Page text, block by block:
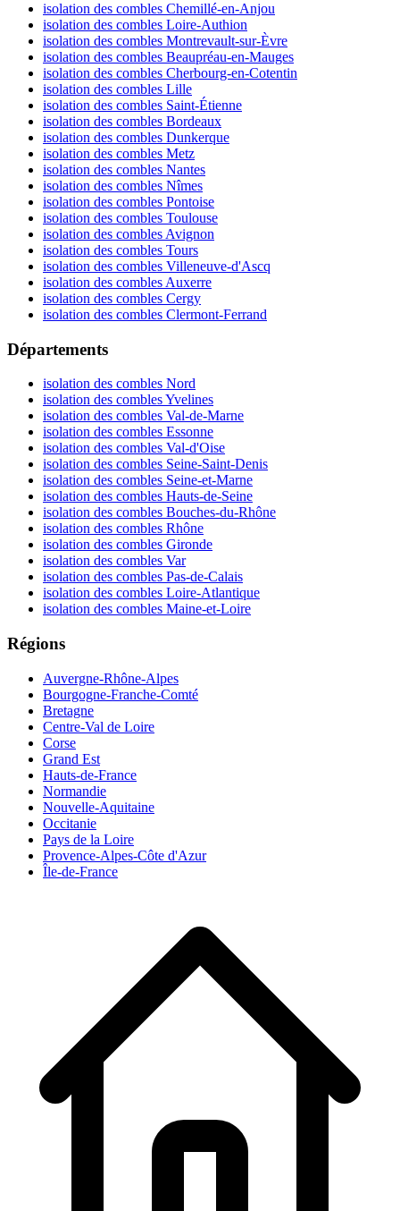
isolation des combles Chemillé-en-Anjou
isolation des combles Loire-Authion
isolation des combles Montrevault-sur-Èvre
isolation des combles Beaupréau-en-Mauges
isolation des combles Cherbourg-en-Cotentin
isolation des combles Lille
isolation des combles Saint-Étienne
isolation des combles Bordeaux
isolation des combles Dunkerque
isolation des combles Metz
isolation des combles Nantes
isolation des combles Nîmes
isolation des combles Pontoise
isolation des combles Toulouse
isolation des combles Avignon
isolation des combles Tours
isolation des combles Villeneuve-d'Ascq
isolation des combles Auxerre
isolation des combles Cergy
isolation des combles Clermont-Ferrand
Départements
isolation des combles Nord
isolation des combles Yvelines
isolation des combles Val-de-Marne
isolation des combles Essonne
isolation des combles Val-d'Oise
isolation des combles Seine-Saint-Denis
isolation des combles Seine-et-Marne
isolation des combles Hauts-de-Seine
isolation des combles Bouches-du-Rhône
isolation des combles Rhône
isolation des combles Gironde
isolation des combles Var
isolation des combles Pas-de-Calais
isolation des combles Loire-Atlantique
isolation des combles Maine-et-Loire
Régions
Auvergne-Rhône-Alpes
Bourgogne-Franche-Comté
Bretagne
Centre-Val de Loire
Corse
Grand Est
Hauts-de-France
Normandie
Nouvelle-Aquitaine
Occitanie
Pays de la Loire
Provence-Alpes-Côte d'Azur
Île-de-France